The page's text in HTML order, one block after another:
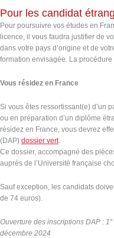
Pour les candidat
Pour poursuivre vos études en
licence, il vous faudra justifier de
dans votre pays d’origine et de
formation envisagée. La
Vous résidez en France
Si vous êtes ressortissant(e) d’un
ou en préparation d’un diplôme
résidez en France, vous devrez
(DAP) dossier vert.
Ce dossier, accompagné des
auprès de l’Université française
Sauf exception, les candidats
de 74 euros).
Ouverture des inscriptions DAP :
décembre 2024